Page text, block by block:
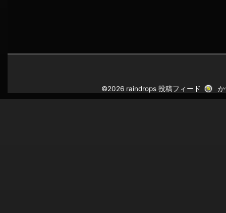
©2026 raindrops投稿フィード